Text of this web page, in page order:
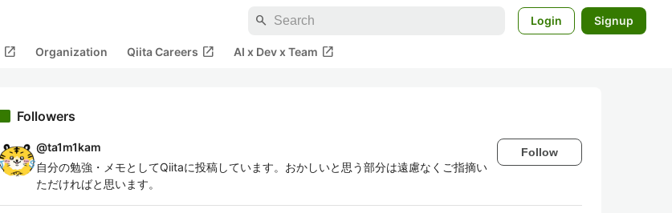
search Login Signup
open_in_new Organization Qiita Careers open_in_new AI x Dev x Team open_in_new
Followers
@ta1m1kam
自分の勉強・メモとしてQiitaに投稿しています。おかしいと思う部分は遠慮なくご指摘い
ただければと思います。
Follow